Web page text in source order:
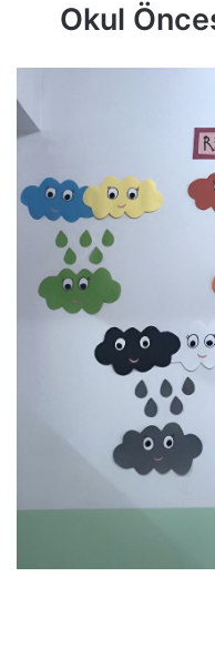
Okul